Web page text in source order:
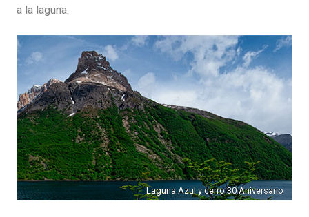
a la laguna.
Laguna Azul y cerro 30 Aniversario